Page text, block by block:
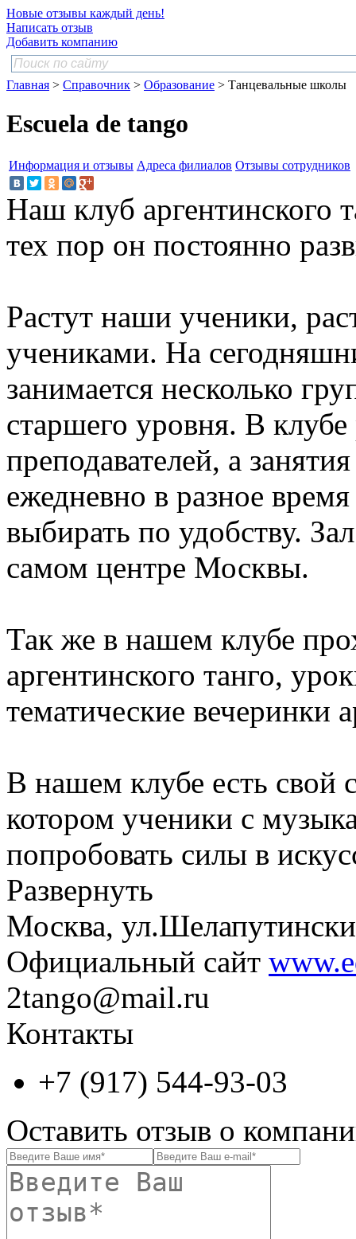
Новые отзывы каждый день!
Написать отзыв
Добавить компанию
Главная > Справочник > Образование > Танцевальные школы
Escuela de tango
Информация и отзывы Адреса филиалов Отзывы сотрудников
Наш клуб аргентинского
тех пор он постоянно
Растут наши ученики,
учениками. На
занимается несколько
старшего уровня. В
преподавателей, а
ежедневно в разное
выбирать по удобству.
самом центре Москвы.
Так же в нашем клубе
аргентинского танго,
тематические вечеринки
В нашем клубе есть свой
котором ученики с
попробовать силы в
Развернуть
Москва,
Официальный сайт
2tango@mail.ru
Контакты
+7 (917) 544-93-03
Оставить отзыв о